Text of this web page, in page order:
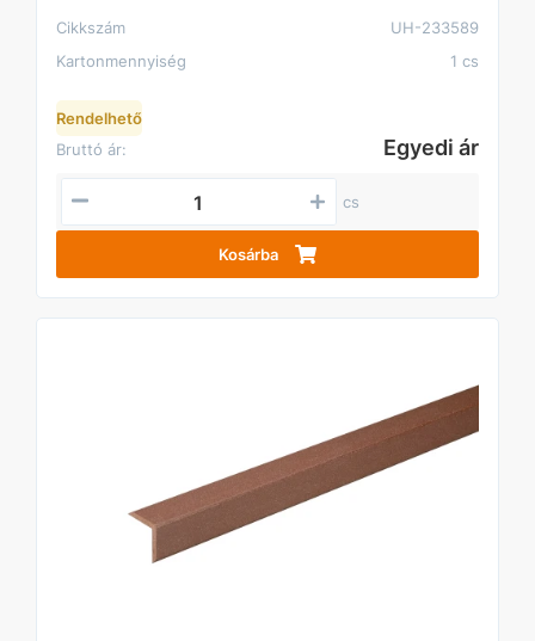
Cikkszám
UH-233589
Kartonmennyiség
1 cs
Rendelhető
Bruttó ár:
Egyedi ár
cs
Kosárba